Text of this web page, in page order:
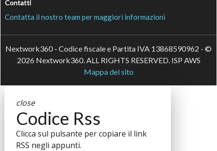
Contatti
Contatta il nostro team per maggiori informazioni
Nextwork360 - Codice fiscale e Partita IVA 13868590962 - ©
2026 Nextwork360. ALL RIGHTS RESERVED. ISP AWS
Mappa del sito
close
Codice Rss
Clicca sul pulsante per copiare il link
RSS negli appunti.